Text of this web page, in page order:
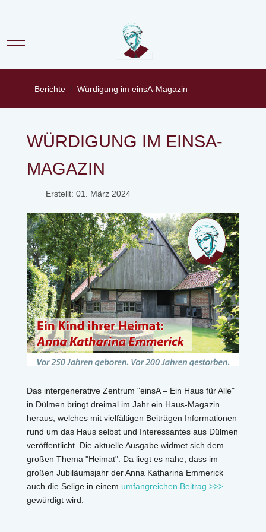
Mobile Menu Toggle
Berichte Würdigung im einsA-Magazin
WÜRDIGUNG IM EINSA-
MAGAZIN
Erstellt: 01. März 2024
Das intergenerative Zentrum "einsA – Ein Haus für Alle"
in Dülmen bringt dreimal im Jahr ein Haus-Magazin
heraus, welches mit vielfältigen Beiträgen Informationen
rund um das Haus selbst und Interessantes aus Dülmen
veröffentlicht. Die aktuelle Ausgabe widmet sich dem
großen Thema "Heimat". Da liegt es nahe, dass im
großen Jubiläumsjahr der Anna Katharina Emmerick
auch die Selige in einem umfangreichen Beitrag >>>
gewürdigt wird.